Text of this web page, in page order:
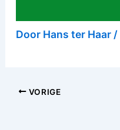
Door Hans ter Haar /
VORIGE